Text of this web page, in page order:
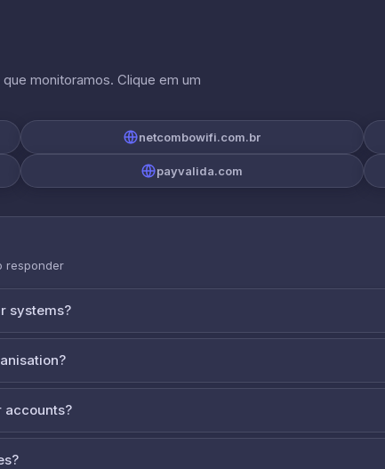
monitoramos. Clique em um
netcombowifi.com.br
payvalida.com
responder
systems?
accounts?